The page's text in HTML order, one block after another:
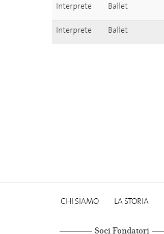
Interprete Ballet
Interprete Ballet
CHI SIAMO LA STORIA
Soci Fondatori